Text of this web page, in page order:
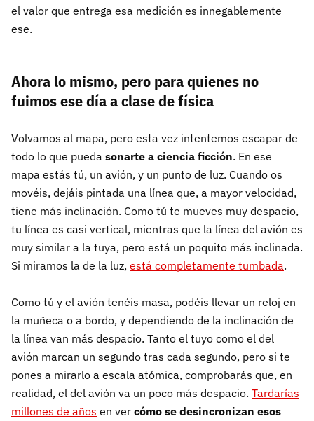
el valor que entrega esa medición es innegablemente
ese.
Ahora lo mismo, pero para quienes no
fuimos ese día a clase de física
Volvamos al mapa, pero esta vez intentemos escapar de
todo lo que pueda sonarte a ciencia ficción. En ese
mapa estás tú, un avión, y un punto de luz. Cuando os
movéis, dejáis pintada una línea que, a mayor velocidad,
tiene más inclinación. Como tú te mueves muy despacio,
tu línea es casi vertical, mientras que la línea del avión es
muy similar a la tuya, pero está un poquito más inclinada.
Si miramos la de la luz, está completamente tumbada.
Como tú y el avión tenéis masa, podéis llevar un reloj en
la muñeca o a bordo, y dependiendo de la inclinación de
la línea van más despacio. Tanto el tuyo como el del
avión marcan un segundo tras cada segundo, pero si te
pones a mirarlo a escala atómica, comprobarás que, en
realidad, el del avión va un poco más despacio. Tardarías
millones de años en ver cómo se desincronizan esos